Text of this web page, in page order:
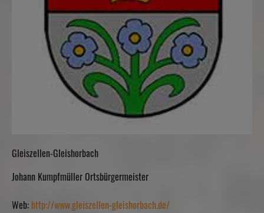
Gleiszellen-Gleishorbach
Johann Kumpfmüller Ortsbürgermeister
Web: http://www.gleiszellen-gleishorbach.de/